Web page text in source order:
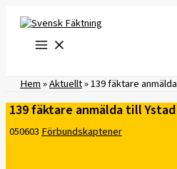
innehåll
Hem»Aktuellt»139 fäktare
139 fäktare anmälda till
050603Förbundskaptener